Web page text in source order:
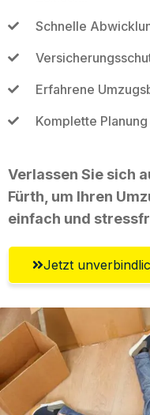
Schnelle
Erfahrene
Komplette
Verlassen Sie sich
Fürth, um Ihren
einfach und
Jetzt